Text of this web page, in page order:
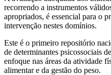
recorrendo a instrumentos
apropriados, é essencial para o
intervenção nestes domínios.
Este é o primeiro repositório
de determinantes psicossociais
enfoque nas áreas da atividade
alimentar e da gestão do peso.